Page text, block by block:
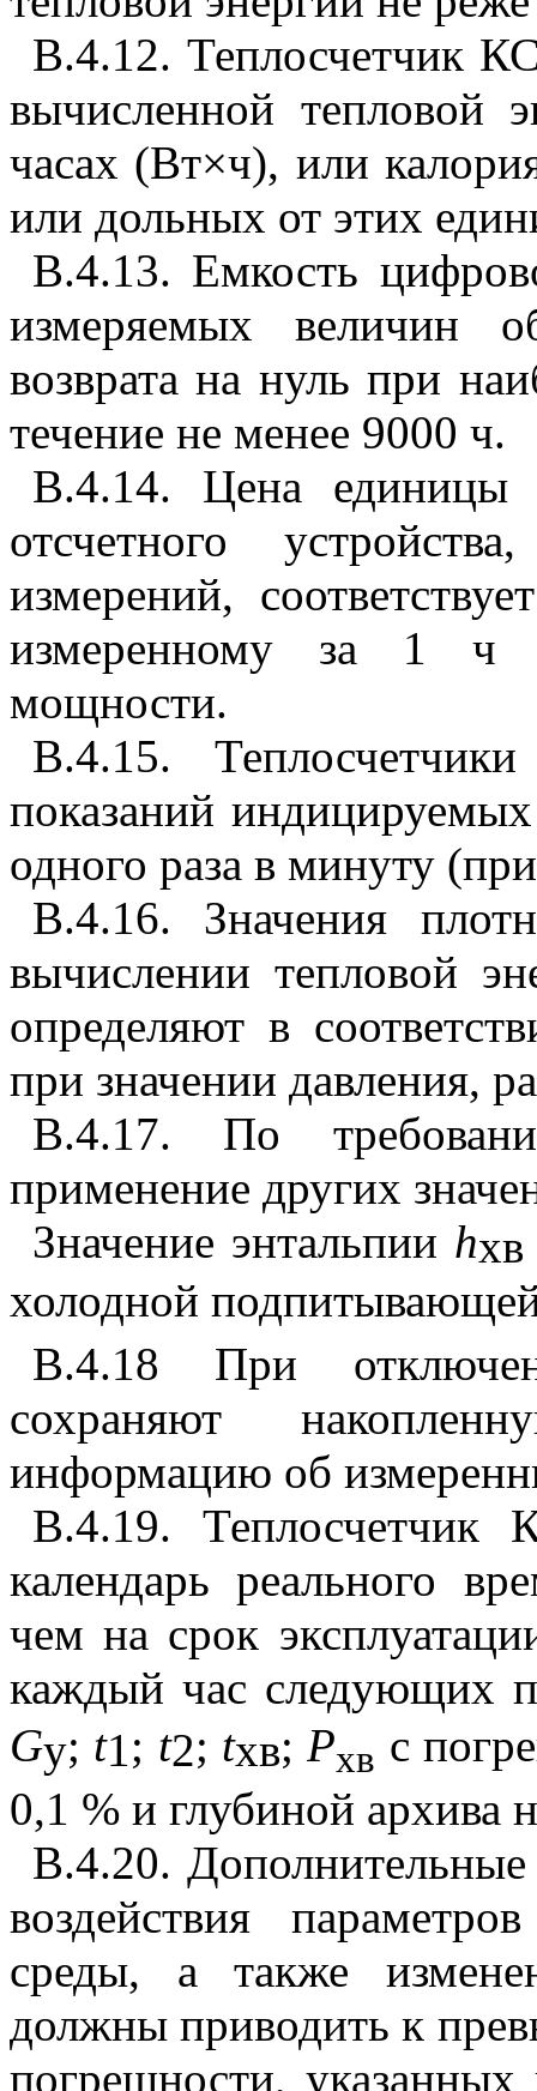
В.4.12. Теплосчетчик
вычисленной тепловой
часах (Вт×ч), или
или дольных от этих
В.4.13. Емкость
измеряемых величин
возврата на нуль при
течение не менее 9000 ч.
В.4.14. Цена единицы
отсчетного
измерений,
измеренному за 1 ч
мощности.
В.4.15.
показаний
одного раза в минуту
В.4.16. Значения
вычислении тепловой
определяют в
при значении давления,
В.4.17. По
применение других
Значение энтальпии hхв
холодной
В.4.18 При
сохраняют
информацию об
В.4.19. Теплосчетчик
календарь реального
чем на срок
каждый час следующих
Gy; t1; t2; tхв;Рхв с
0,1 % и глубиной архива
В.4.20.
воздействия
среды, а также
должны приводить к
погрешности,